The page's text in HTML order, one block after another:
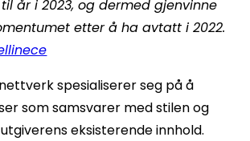
til år i 2023, og dermed gjenvinne
etter å ha avtatt i 2022.
spesialiserer seg på å
som samsvarer med stilen og
eksisterende innhold.